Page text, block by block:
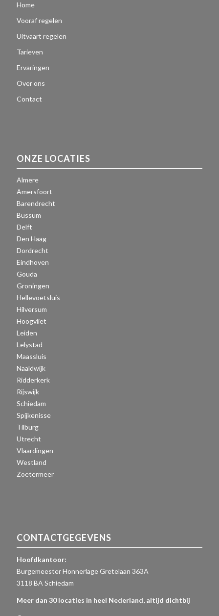
Home
Vooraf regelen
Uitvaart regelen
Tarieven
Ervaringen
Over ons
Contact
ONZE LOCATIES
Almere
Amersfoort
Barendrecht
Bussum
Delft
Den Haag
Dordrecht
Eindhoven
Gouda
Groningen
Hellevoetsluis
Hilversum
Hoogvliet
Leiden
Lelystad
Maassluis
Naaldwijk
Ridderkerk
Rijswijk
Schiedam
Spijkenisse
Tilburg
Utrecht
Vlaardingen
Westland
Zoetermeer
CONTACTGEGEVENS
Hoofdkantoor:
Burgemeester Honnerlage Gretelaan 363A
3118 BA Schiedam
Meer dan 30 locaties in heel Nederland, altijd dichtbij